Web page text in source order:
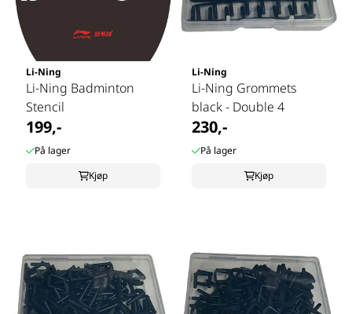
Li-Ning
Li-Ning Badminton
Stencil
199,-
På lager
Kjøp
Li-Ning
Li-Ning Grommets
black - Double 4
230,-
På lager
Kjøp